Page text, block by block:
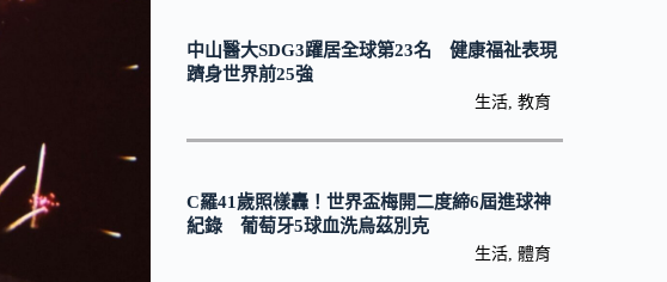
中山醫大SDG3躍居全球第23名 健康福祉表現
躋身世界前25強
生活, 教育
C羅41歲照樣轟！世界盃梅開二度締6屆進球神
紀錄 葡萄牙5球血洗烏茲別克
生活, 體育